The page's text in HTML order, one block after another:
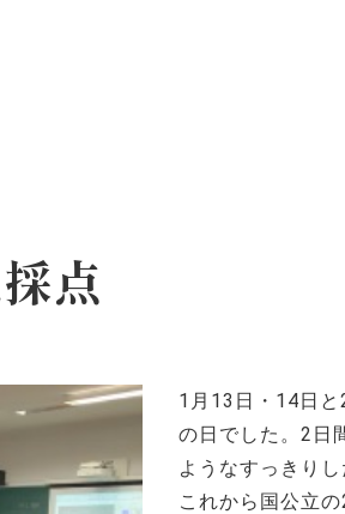
泉ヶ丘校のめざす教育
点
1月13日・14日
の日でした。2日
ようなすっきり
これから国公立